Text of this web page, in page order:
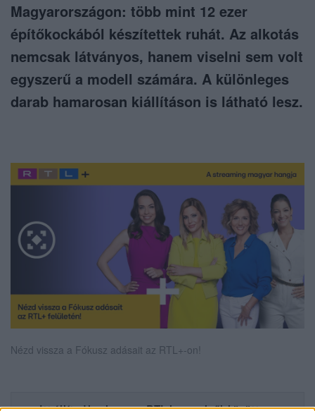
Magyarországon: több mint 12 ezer
építőkockából készítettek ruhát. Az alkotás
nemcsak látványos, hanem viselni sem volt
egyszerű a modell számára. A különleges
darab hamarosan kiállításon is látható lesz.
Nézd vissza a Fókusz adásait az RTL+-on!